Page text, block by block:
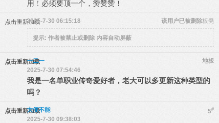
用！必须要顶一个，赞赞赞！
点击重新加载 板凳
该用户已被删除
2025-7-30 06:15:18
提示: 作者被禁止或删除 内容自动屏蔽
点击重新加载 地板
一二一
2025-7-30 07:54:46
我是一名单职业传奇爱好者，老大可以多更新这种类型的
吗？
点击重新加载 5#
大便不能
2025-7-30 09:38:03